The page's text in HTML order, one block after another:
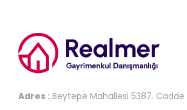
Adres : Beytepe Mahallesi 5387. Cadde